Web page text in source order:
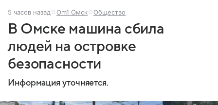
5 часов назад Om1 Омск Общество
В Омске машина сбила
людей на островке
безопасности
Информация уточняется.